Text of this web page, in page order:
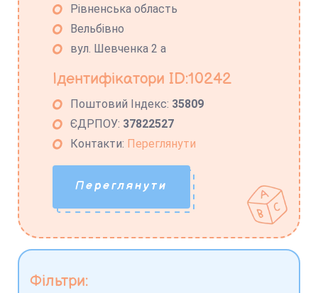
Фільтри:
Рівненська область
Вельбівно
вул. Шевченка 2 а
Ідентифікатори ID:10242
Поштовий Індекс: 35809
ЄДРПОУ: 37822527
Контакти: Переглянути
Переглянути